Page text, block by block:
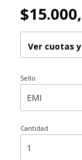
Ver cuotas
Sello
Cantidad